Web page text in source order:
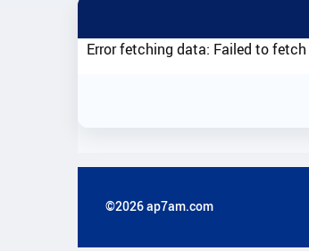
Error fetching data: Failed to fetch
©2026 ap7am.com